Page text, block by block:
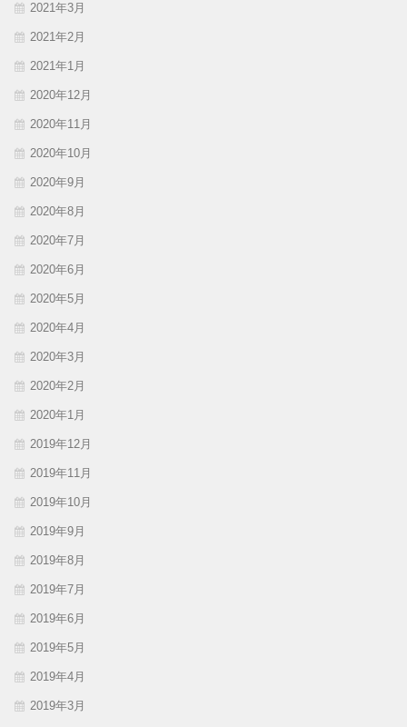
2021年3月
2021年2月
2021年1月
2020年12月
2020年11月
2020年10月
2020年9月
2020年8月
2020年7月
2020年6月
2020年5月
2020年4月
2020年3月
2020年2月
2020年1月
2019年12月
2019年11月
2019年10月
2019年9月
2019年8月
2019年7月
2019年6月
2019年5月
2019年4月
2019年3月